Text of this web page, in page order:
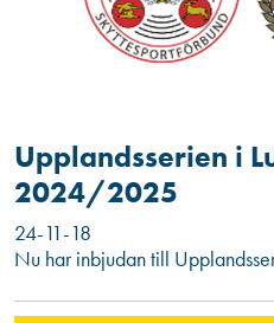
Upplandsserien i
2024/2025
24-11-18
Nu har inbjudan till